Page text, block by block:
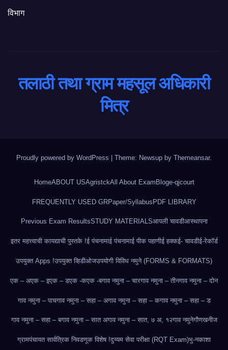
विभाग
तलाठी तथा ग्राम महसूल अधिकारी
मित्र
Proudly powered by WordPress | Theme: Newsup by Themeansar.
HomeABOUT USAgristckAll About Exam Bloge-qjcourt
FREQUENTLY USED GRPaper/SyllabusPDF LIBRARY
Previous Exam ResultsSTUDY MATERIALSआपली चावडीआस्थापना
इतर महत्त्वाची कायद्याची पुस्तके !ई पंचनामाई पंचनामाई पीक पहाणीई हक्कई- चावडीई-रेकॉर्ड
उपयुक्त Apps !उपयुक्त व्हिडीओजउपयोगी विविध नमुने (FORMS & FORMATS)
एक – अएक – इएक – डएक -कएक -बगाव नमुना – चारगाव नमुना – तीनगाव नमुना – दोन
गाव नमुना – पाचगाव नमुना – सहा – अगाव नमुना – सहा – कगाव नमुना – सहा – ड
गाव नमुना – सहा – बगाव नमुना – सात अगाव नमुना – सात, ७ अ, १२गाव नमुनेगौणखनीज
ग्रामपंचायत सार्वत्रिक निवडणूक विशेष !दुय्यम सेवा परीक्षा (RQT Exam)भु-नकाशा